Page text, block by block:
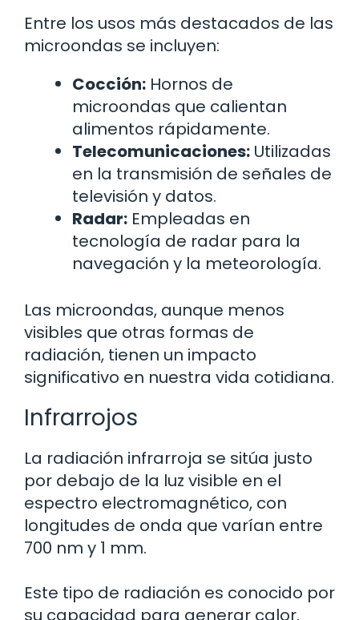
Entre los usos más destacados de las
microondas se incluyen:
Cocción: Hornos de
microondas que calientan
alimentos rápidamente.
Telecomunicaciones: Utilizadas
en la transmisión de señales de
televisión y datos.
Radar: Empleadas en
tecnología de radar para la
navegación y la meteorología.
Las microondas, aunque menos
visibles que otras formas de
radiación, tienen un impacto
significativo en nuestra vida cotidiana.
Infrarrojos
La radiación infrarroja se sitúa justo
por debajo de la luz visible en el
espectro electromagnético, con
longitudes de onda que varían entre
700 nm y 1 mm.
Este tipo de radiación es conocido por
su capacidad para generar calor.